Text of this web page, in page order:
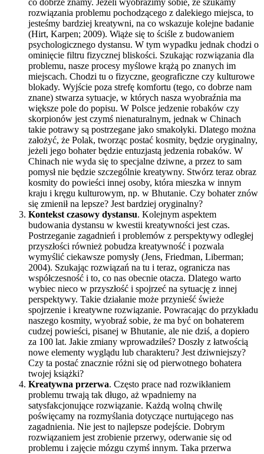
rozwiązania problemu pochodzącego z dalekiego miejsca, to
jesteśmy bardziej kreatywni, na co wskazuje kolejne badanie
(Hirt, Karpen; 2009). Wiąże się to ściśle z budowaniem
psychologicznego dystansu. W tym wypadku jednak chodzi o
ominięcie filtru fizycznej bliskości. Szukając rozwiązania dla
problemu, nasze procesy myślowe krążą po znanych im
miejscach. Chodzi tu o fizyczne, geograficzne czy kulturowe
blokady. Wyjście poza strefę komfortu (tego, co dobrze nam
znane) stwarza sytuacje, w których nasza wyobraźnia ma
większe pole do popisu. W Polsce jedzenie robaków czy
skorpionów jest czymś nienaturalnym, jednak w Chinach
takie potrawy są postrzegane jako smakołyki. Dlatego można
założyć, że Polak, tworząc postać kosmity, będzie oryginalny,
jeżeli jego bohater będzie entuzjastą jedzenia robaków. W
Chinach nie wyda się to specjalne dziwne, a przez to sam
pomysł nie będzie szczególnie kreatywny. Stwórz teraz obraz
kosmity do powieści innej osoby, która mieszka w innym
kraju i kręgu kulturowym, np. w Bhutanie. Czy bohater znów
się zmienił na lepsze? Jest bardziej oryginalny?
Kontekst czasowy dystansu. Kolejnym aspektem
budowania dystansu w kwestii kreatywności jest czas.
Postrzeganie zagadnień i problemów z perspektywy odległej
przyszłości również pobudza kreatywność i pozwala
wymyślić ciekawsze pomysły (Jens, Friedman, Liberman;
2004). Szukając rozwiązań na tu i teraz, ogranicza nas
współczesność i to, co nas obecnie otacza. Dlatego warto
wybiec nieco w przyszłość i spojrzeć na sytuację z innej
perspektywy. Takie działanie może przynieść świeże
spojrzenie i kreatywne rozwiązanie. Powracając do przykładu
naszego kosmity, wyobraź sobie, że ma być on bohaterem
cudzej powieści, pisanej w Bhutanie, ale nie dziś, a dopiero
za 100 lat. Jakie zmiany wprowadziłeś? Doszły z łatwością
nowe elementy wyglądu lub charakteru? Jest dziwniejszy?
Czy ta postać znacznie różni się od pierwotnego bohatera
twojej książki?
Kreatywna przerwa. Często prace nad rozwikłaniem
problemu trwają tak długo, aż wpadniemy na
satysfakcjonujące rozwiązanie. Każdą wolną chwilę
poświęcamy na rozmyślania dotyczące nurtującego nas
zagadnienia. Nie jest to najlepsze podejście. Dobrym
rozwiązaniem jest zrobienie przerwy, oderwanie się od
problemu i zajęcie mózgu czymś innym. Taka przerwa